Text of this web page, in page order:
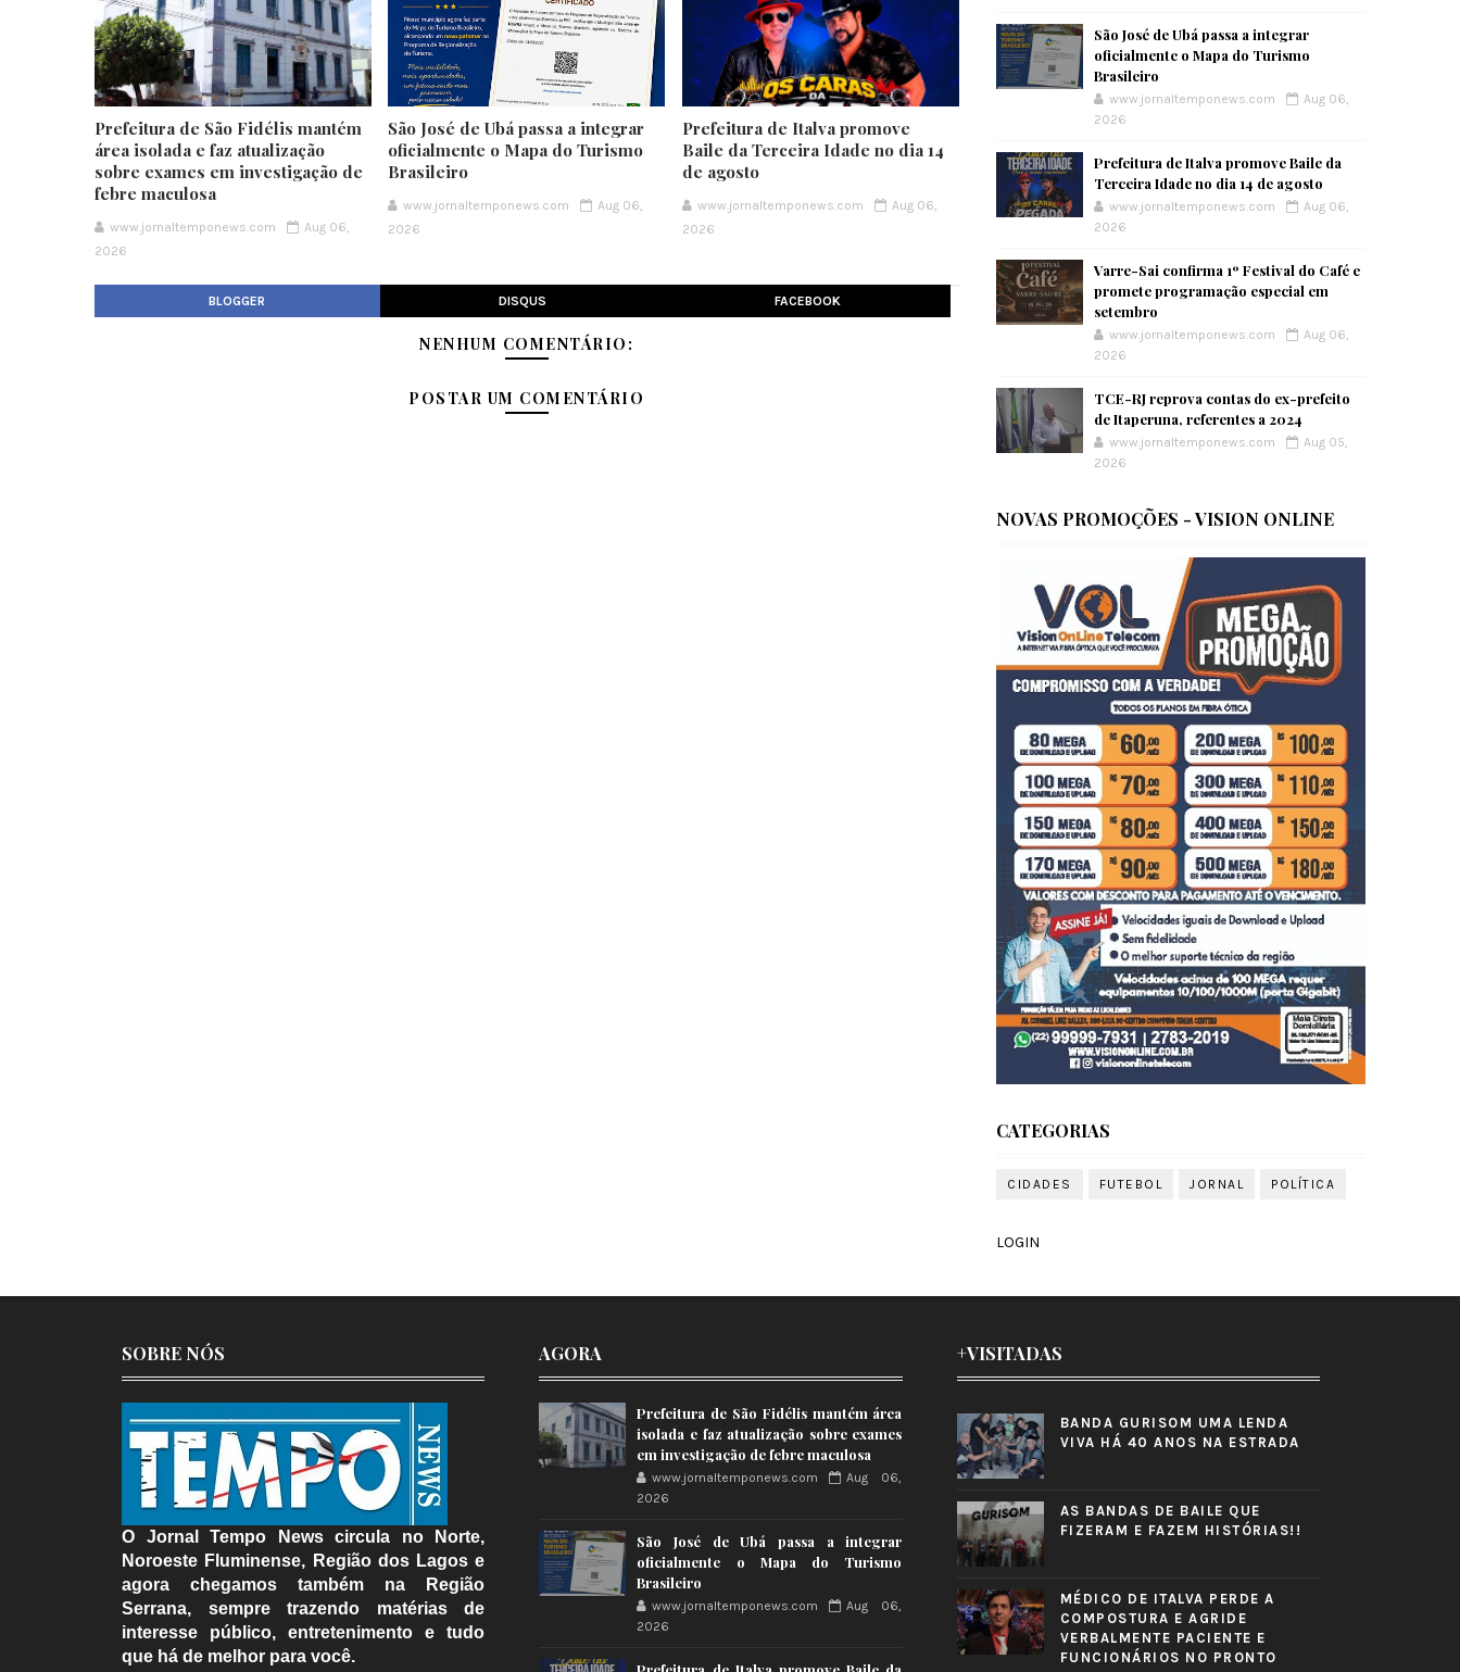
Prefeitura de São Fidélis mantém
área isolada e faz atualização
sobre exames em investigação de
febre maculosa
www.jornaltemponews.com
Aug 06,
2026
São José de Ubá passa a integrar
oficialmente o Mapa do Turismo
Brasileiro
www.jornaltemponews.com
Aug 06,
2026
Prefeitura de Italva promove
Baile da Terceira Idade no dia 14
de agosto
www.jornaltemponews.com
Aug 06,
2026
BLOGGER DISQUS FACEBOOK
NENHUM COMENTÁRIO:
POSTAR UM COMENTÁRIO
São José de Ubá passa a integrar
oficialmente o Mapa do Turismo
Brasileiro
www.jornaltemponews.com
Aug 06,
2026
Prefeitura de Italva promove Baile da
Terceira Idade no dia 14 de agosto
www.jornaltemponews.com
Aug 06,
2026
Varre-Sai confirma 1º Festival do Café e
promete programação especial em
setembro
www.jornaltemponews.com
Aug 06,
2026
TCE-RJ reprova contas do ex-prefeito
de Itaperuna, referentes a 2024
www.jornaltemponews.com
Aug 05,
2026
NOVAS PROMOÇÕES - VISION ONLINE
CATEGORIAS
CIDADES FUTEBOL JORNAL POLÍTICA
LOGIN
SOBRE NÓS
O Jornal Tempo News circula no Norte,
Noroeste Fluminense, Região dos Lagos e
agora chegamos também na Região
Serrana, sempre trazendo matérias de
interesse público, entretenimento e tudo
que há de melhor para você.
AGORA
Prefeitura de São Fidélis mantém área
isolada e faz atualização sobre exames
em investigação de febre maculosa
www.jornaltemponews.com
Aug 06,
2026
São José de Ubá passa a integrar
oficialmente o Mapa do Turismo
Brasileiro
www.jornaltemponews.com
Aug 06,
2026
+VISITADAS
BANDA GURISOM UMA LENDA
VIVA HÁ 40 ANOS NA ESTRADA
AS BANDAS DE BAILE QUE
FIZERAM E FAZEM HISTÓRIAS!!
MÉDICO DE ITALVA PERDE A
COMPOSTURA E AGRIDE
VERBALMENTE PACIENTE E
FUNCIONÁRIOS NO PRONTO